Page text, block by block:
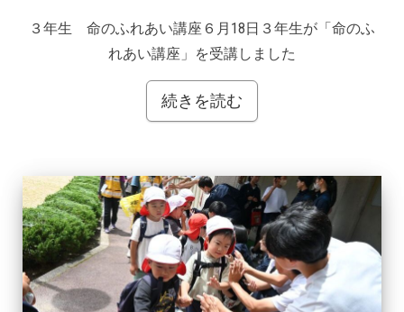
３年生 命のふれあい講座６月18日３年生が「命のふ
れあい講座」を受講しました
続きを読む